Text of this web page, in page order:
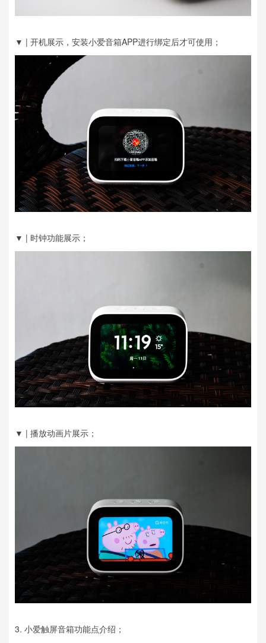
▼ | 开机展示，安装小爱音箱APP进行绑定后才可使用；
▼ | 时钟功能展示；
▼ | 播放动画片展示；
3. 小爱触屏音箱功能点介绍；